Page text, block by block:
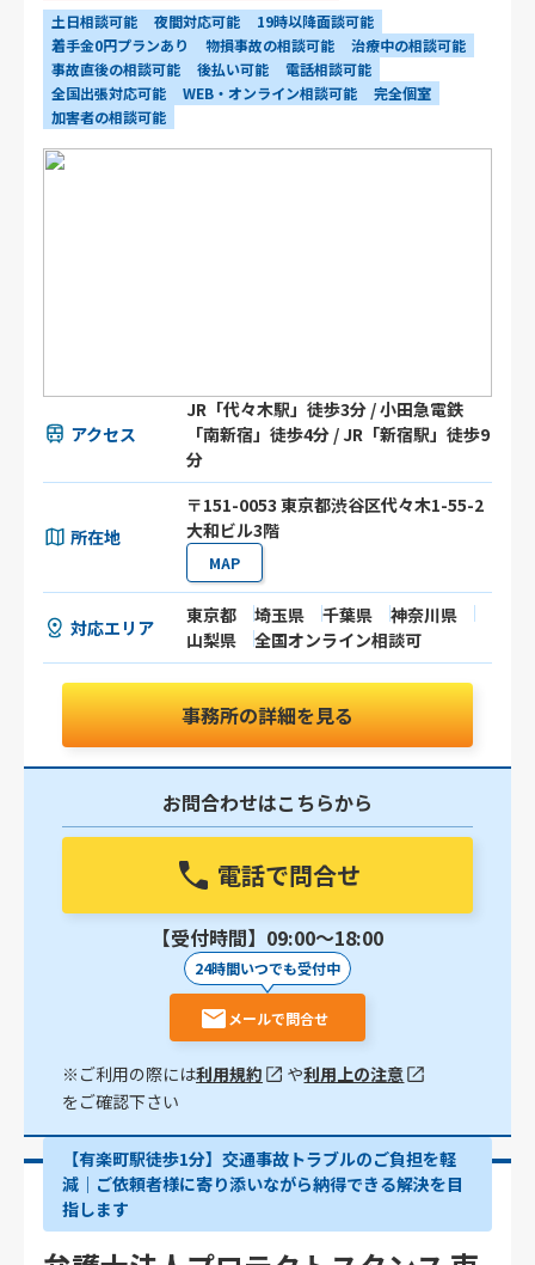
土日相談可能 夜間対応可能
19時以降面談可能
着手金0円プランあり
物損事故の相談可能
治療中の相談可能
事故直後の相談可能
後払い可能
電話相談可能
全国出張対応可能
WEB・オンライン相談可能
完全個室
加害者の相談可能
アクセス
JR「代々木駅」徒歩3分 / 小田急電鉄
「南新宿」徒歩4分 / JR「新宿駅」徒歩9
分
所在地
〒151-0053 東京都渋谷区代々木1-55-2
大和ビル3階
MAP
対応エリア
東京都 埼玉県 千葉県
神奈川県
山梨県
全国オンライン相談可
事務所の詳細を見る
お問合わせはこちらから
電話で問合せ
【受付時間】09:00〜18:00
24時間いつでも受付中
メールで問合せ
※ご利用の際には利用規約 や利用上の注意
をご確認下さい
【有楽町駅徒歩1分】交通事故トラブルのご負担を軽
減｜ご依頼者様に寄り添いながら納得できる解決を目
指します